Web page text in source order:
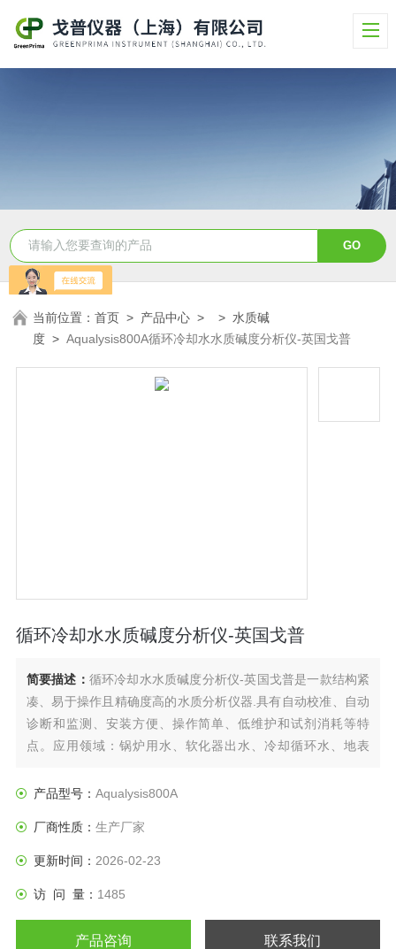
当前位置：首页 > 产品中心 > > 水质碱
度 >Aqualysis800A循环冷却水水质碱度分析仪-英国戈普
循环冷却水水质碱度分析仪-英国戈普
简要描述： 循环冷却水水质碱度分析仪-英国戈普是一款结构紧
凑、易于操作且精确度高的水质分析仪器.具有自动校准、自动
诊断和监测、安装方便、操作简单、低维护和试剂消耗等特
点。应用领域：锅炉用水、软化器出水、冷却循环水、地表
产品型号： Aqualysis800A
厂商性质： 生产厂家
更新时间： 2026-02-23
访 问 量： 1485
产品咨询 联系我们